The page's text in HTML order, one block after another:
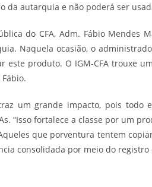
da autarquia e não poderá ser
do CFA, Adm. Fábio Mendes
Naquela ocasião, o
este produto. O IGM-CFA trouxe
um grande impacto, pois
“Isso fortalece a classe por um
que porventura tentem
consolidada por meio do registro